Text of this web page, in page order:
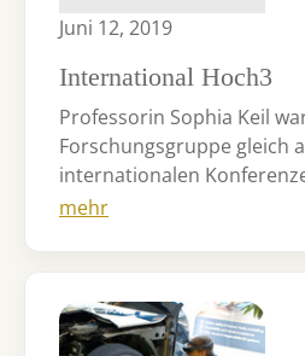
Juni 12, 2019
International Hoch3
Professorin Sophia Keil
Forschungsgruppe gleich
internationalen
mehr